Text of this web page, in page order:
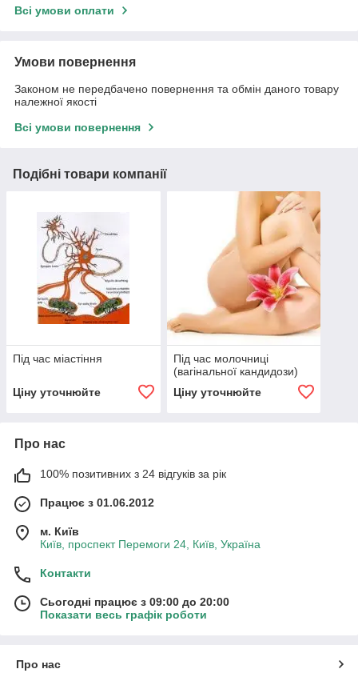
Всі умови оплати
Умови повернення
Законом не передбачено повернення та обмін даного товару
належної якості
Всі умови повернення
Подібні товари компанії
Під час міастіння
Ціну уточнюйте
Під час молочниці
(вагінальної кандидози)
Ціну уточнюйте
Про нас
100% позитивних з 24 відгуків за рік
Працює з 01.06.2012
м. Київ
Київ, проспект Перемоги 24, Київ, Україна
Контакти
Сьогодні працює з 09:00 до 20:00
Показати весь графік роботи
Про нас